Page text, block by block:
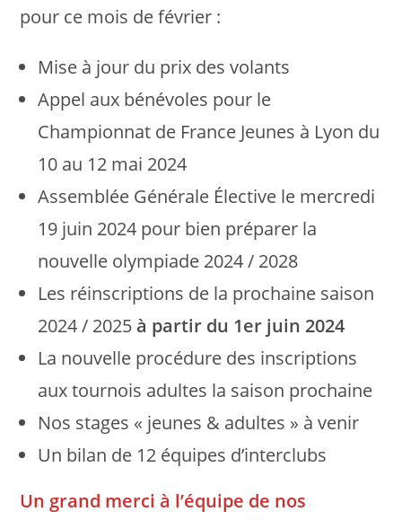
pour ce mois de février :
Mise à jour du prix des volants
Appel aux bénévoles pour le
Championnat de France Jeunes à Lyon du
10 au 12 mai 2024
Assemblée Générale Élective le mercredi
19 juin 2024 pour bien préparer la
nouvelle olympiade 2024 / 2028
Les réinscriptions de la prochaine saison
2024 / 2025 à partir du 1er juin 2024
La nouvelle procédure des inscriptions
aux tournois adultes la saison prochaine
Nos stages « jeunes & adultes » à venir
Un bilan de 12 équipes d’interclubs
Un grand merci à l’équipe de nos